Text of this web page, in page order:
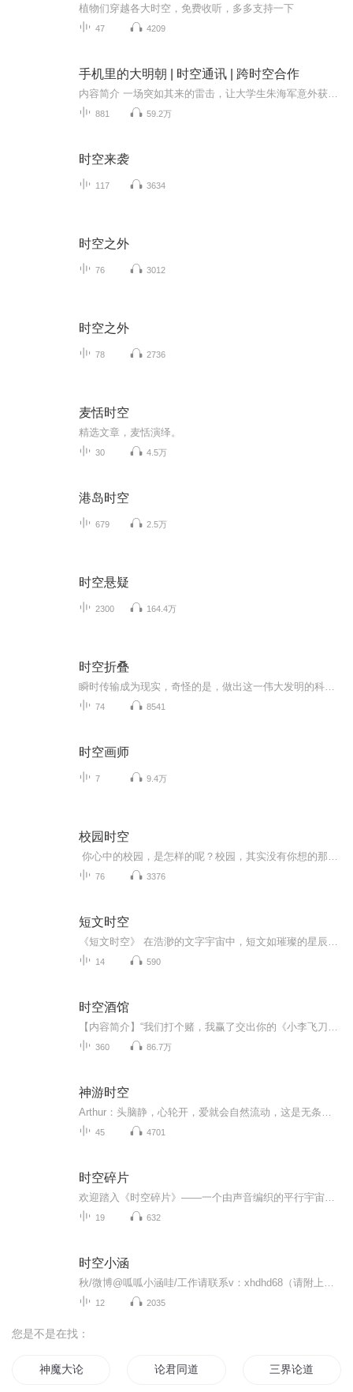
植物们穿越各大时空，免费收听，多多支持一下
47 4209
手机里的大明朝 | 时空通讯 | 跨时空合作
881 59.2万
时空来袭
117 3634
时空之外
76 3012
时空之外
78 2736
麦恬时空
精选文章，麦恬演绎。
30 4.5万
港岛时空
679 2.5万
时空悬疑
2300 164.4万
时空折叠
74 8541
时空画师
7 9.4万
校园时空
76 3376
短文时空
14 590
时空酒馆
360 86.7万
神游时空
45 4701
时空碎片
19 632
时空小涵
12 2035
您是不是在找：
神魔大论 论君同道 三界论道